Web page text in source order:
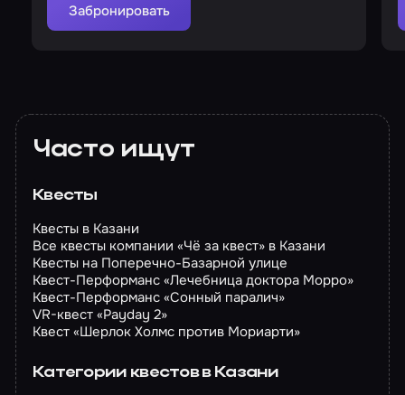
Забронировать
Часто ищут
Квесты
Квесты в Казани
Все квесты компании «Чё за квест» в Казани
Квесты на Поперечно-Базарной улице
Квест-Перформанс «Лечебница доктора Морро»
Квест-Перформанс «Сонный паралич»
VR-квест «Payday 2»
Квест «Шерлок Холмс против Мориарти»
Категории квестов в Казани